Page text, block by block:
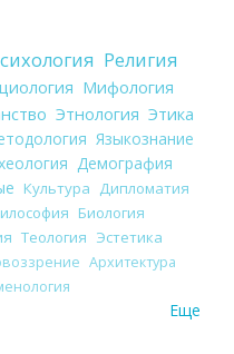
Религия
Мифология
Этнология Этика
Языкознание
Демография
Культура
Дипломатия
Биология
Теология Эстетика
Архитектура
Еще